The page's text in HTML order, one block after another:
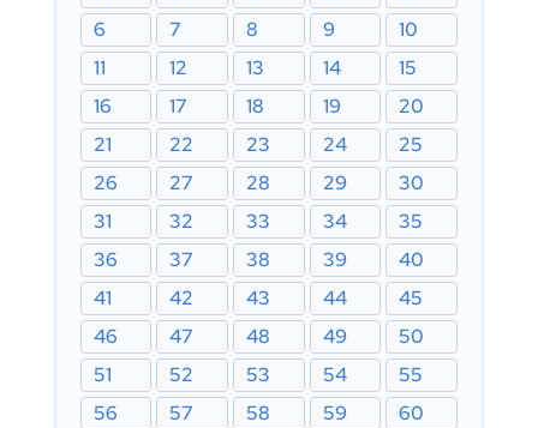
Artikel 49: Registrierung
6
7 8 9
10
11
12 13 14
15
16
17 18 19
20
21
22 23 24
25
26
27 28 29
30
31
32 33 34
35
36
37 38 39
40
41
42 43 44
45
46
47 48 49
50
51
52 53 54
55
56
57 58 59
60